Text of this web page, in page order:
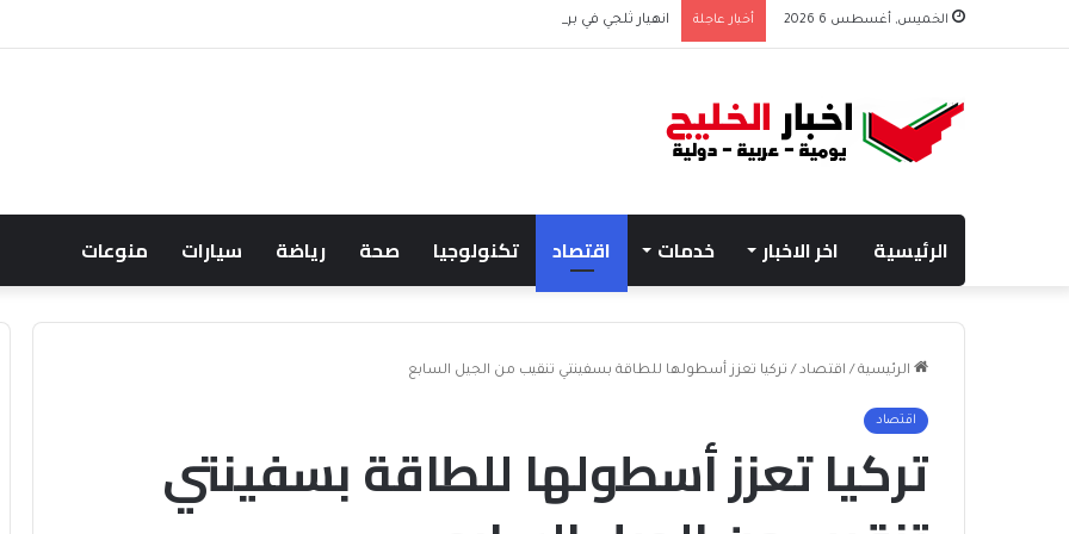
الخميس, أغسطس 6 2026 أخبار عاجلة انهيار ثلجي في برود بيك يودي بحياة نظيرة الحارثي وبورجا
الرئيسية اخر الاخبار خدمات اقتصاد تكنولوجيا صحة رياضة سيارات منوعات
الرئيسية / اقتصاد / تركيا تعزز أسطولها للطاقة بسفينتي تنقيب من الجيل السابع
اقتصاد
تركيا تعزز أسطولها للطاقة بسفينتي